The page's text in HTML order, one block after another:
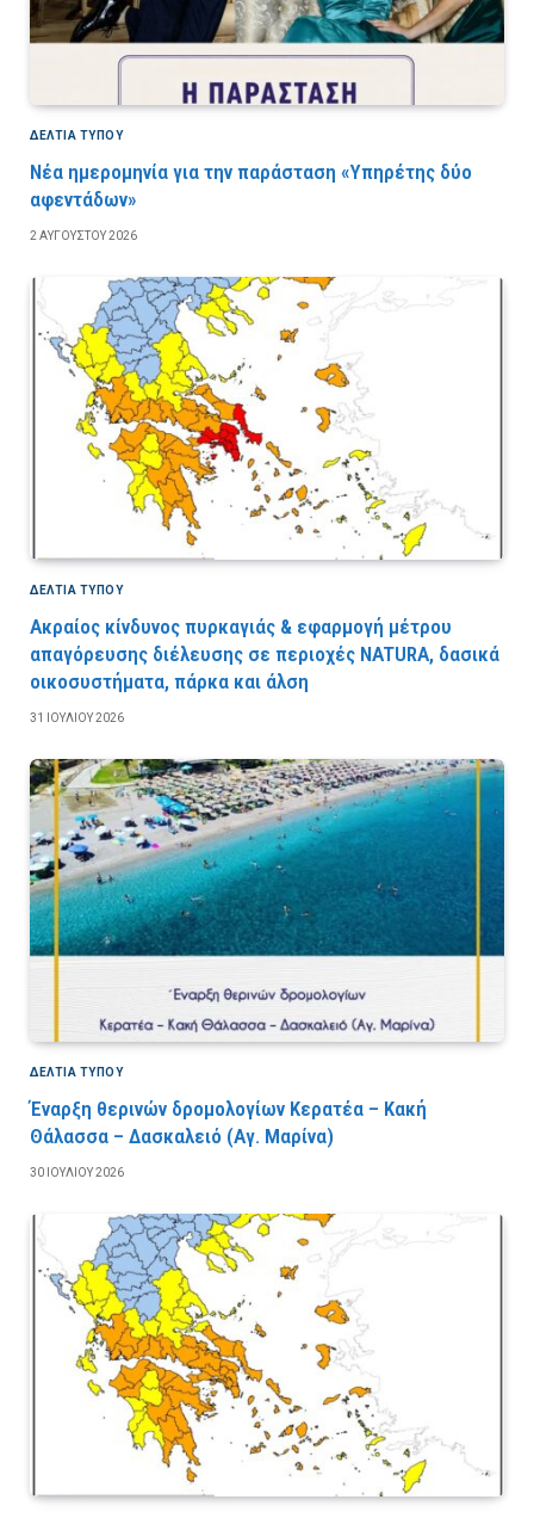
ΔΕΛΤΙΑ ΤΥΠΟΥ
Νέα ημερομηνία για την παράσταση «Υπηρέτης δύο
αφεντάδων»
2 ΑΥΓΟΎΣΤΟΥ 2026
ΔΕΛΤΙΑ ΤΥΠΟΥ
Ακραίος κίνδυνος πυρκαγιάς & εφαρμογή μέτρου
απαγόρευσης διέλευσης σε περιοχές NATURA, δασικά
οικοσυστήματα, πάρκα και άλση
31 ΙΟΥΛΊΟΥ 2026
ΔΕΛΤΙΑ ΤΥΠΟΥ
Έναρξη θερινών δρομολογίων Κερατέα – Κακή
Θάλασσα – Δασκαλειό (Αγ. Μαρίνα)
30 ΙΟΥΛΊΟΥ 2026